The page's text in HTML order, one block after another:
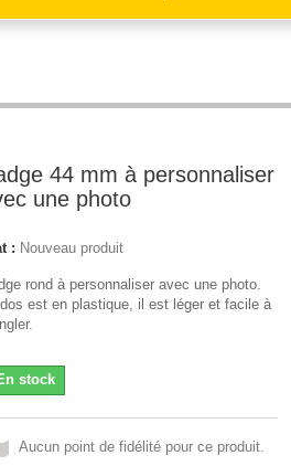
44 mm à personnaliser
une photo
: Nouveau produit
rond à personnaliser avec une photo.
est en plastique, il est léger et facile à
stock
Aucun point de fidélité pour ce produit.